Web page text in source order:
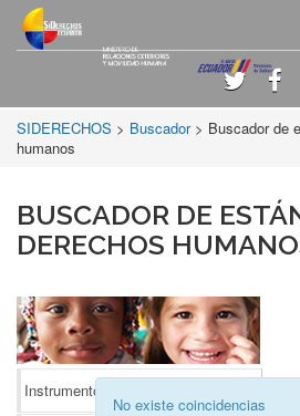
SIDERECHOS > Buscador > Buscador de
humanos
BUSCADOR DE
DERECHOS
Instrumentos Internacionales
No existe coincidencias